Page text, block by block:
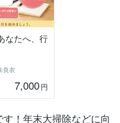
なたへ、行
良衣
7,000円
！年末大掃除などに向